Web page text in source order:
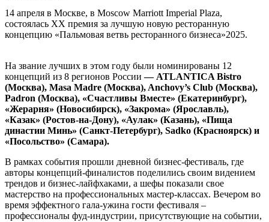
14 апреля в Москве, в Moscow Marriott Imperial Plaza,
состоялась ХХ премия за лучшую новую ресторанную
концепцию «Пальмовая ветвь ресторанного бизнеса»2025.
На звание лучших в этом году были номинированы 12
концепций из 8 регионов России— ATLANTICA Bistro
(Москва), Masa Madre (Москва), Anchovy’s Club (Москва),
Padron (Москва), «Счастливы Вместе» (Екатеринбург),
«Жерарня» (Новосибирск), «Закрома» (Ярославль),
«Казак» (Ростов-на-Дону), «Аулак» (Казань), «Пища
династии Минь» (Санкт-Петербург), Sadko (Красноярск) и
«Посольство» (Самара).
В рамках события прошли дневной бизнес-фестиваль, где
авторы концепций-финалистов поделились своим видением
трендов и бизнес-лайфхаками, а шефы показали свое
мастерство на профессиональных мастер-классах. Вечером во
время эффектного гала-ужина гости фестиваля –
профессионалы фуд-индустрии, присутствующие на событии,